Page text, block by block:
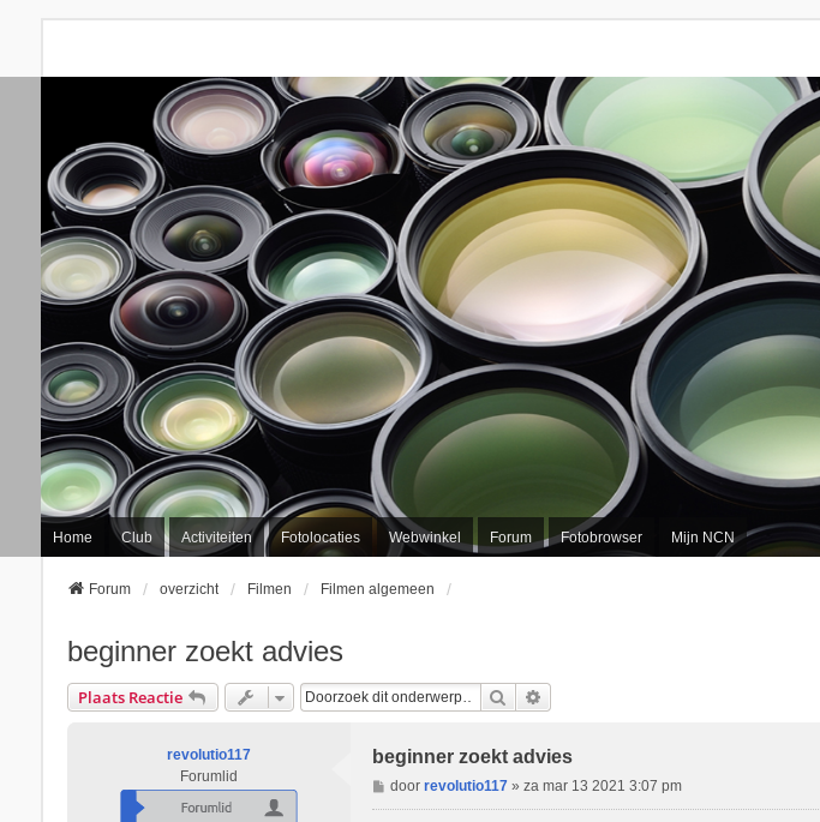
Home Club Activiteiten Fotolocaties Webwinkel Forum Fotobrowser Mijn NCN
Forum overzicht Filmen Filmen algemeen
beginner zoekt advies
Plaats Reactie Zoek
revolutio117
Forumlid
beginner zoekt advies
B
e
doorrevolutio117 »za mar 13 2021 3:07 pm